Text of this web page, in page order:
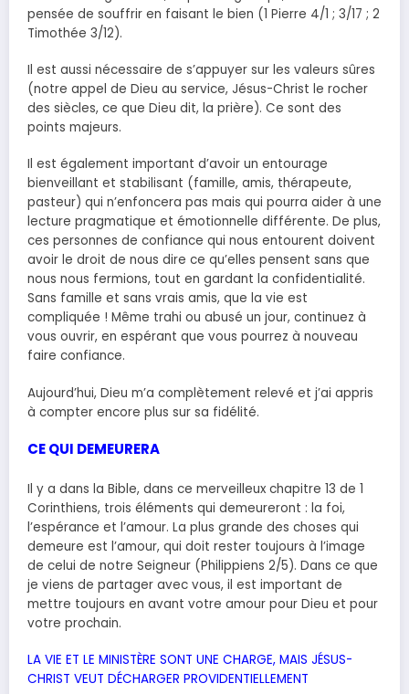
pensée de souffrir en faisant le bien (1 Pierre 4/1 ; 3/17 ; 2
Timothée 3/12).
Il est aussi nécessaire de s’appuyer sur les valeurs sûres
(notre appel de Dieu au service, Jésus-Christ le rocher
des siècles, ce que Dieu dit, la prière). Ce sont des
points majeurs.
Il est également important d’avoir un entourage
bienveillant et stabilisant (famille, amis, thérapeute,
pasteur) qui n’enfoncera pas mais qui pourra aider à une
lecture pragmatique et émotionnelle différente. De plus,
ces personnes de confiance qui nous entourent doivent
avoir le droit de nous dire ce qu’elles pensent sans que
nous nous fermions, tout en gardant la confidentialité.
Sans famille et sans vrais amis, que la vie est
compliquée ! Même trahi ou abusé un jour, continuez à
vous ouvrir, en espérant que vous pourrez à nouveau
faire confiance.
Aujourd’hui, Dieu m’a complètement relevé et j’ai appris
à compter encore plus sur sa fidélité.
CE QUI DEMEURERA
Il y a dans la Bible, dans ce merveilleux chapitre 13 de 1
Corinthiens, trois éléments qui demeureront : la foi,
l’espérance et l’amour. La plus grande des choses qui
demeure est l’amour, qui doit rester toujours à l’image
de celui de notre Seigneur (Philippiens 2/5). Dans ce que
je viens de partager avec vous, il est important de
mettre toujours en avant votre amour pour Dieu et pour
votre prochain.
LA VIE ET LE MINISTÈRE SONT UNE CHARGE, MAIS JÉSUS-
CHRIST VEUT DÉCHARGER PROVIDENTIELLEMENT